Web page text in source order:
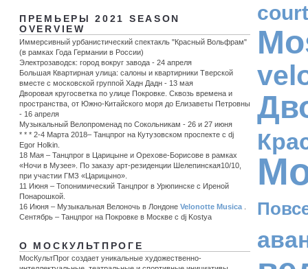
ПРЕМЬЕРЫ 2021 SEASON
OVERVIEW
Иммерсивный урбанистический спектакль "Красный Вольфрам"
(в рамках Года Германии в России)
Электрозаводск: город вокруг завода - 24 апреля
Большая Квартирная улица: салоны и квартирники Тверской
вместе с московской группой Хадн Дадн - 13 мая
Дворовая кругосветка по улице Покровке. Сквозь времена и
пространства, от Южно-Китайского моря до Елизаветы Петровны
- 16 апреля
Музыкальный Велопроменад по Сокольникам - 26 и 27 июня
* * * 2-4 Марта 2018– Танцпрог на Кутузовском проспекте с dj
Egor Holkin.
18 Мая – Танцпрог в Царицыне и Орехове-Борисове в рамках
«Ночи в Музее». По заказу арт-резиденции Шелепинская10/10,
при участии ГМЗ «Царицыно».
11 Июня – Топонимический Танцпрог в Урюпинске c Иреной
Понарошкой.
16 Июня – Музыкальная Велоночь в Лондоне Velonotte Musica
Сентябрь – Танцпрог на Покровке в Москве с dj Kostya
О МОСКУЛЬТПРОГЕ
МосКультПрог создает уникальные художественно-